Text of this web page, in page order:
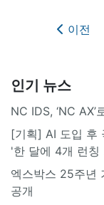
이전
인기 뉴스
NC IDS, ‘NC AX’
[기획] AI 도입 후
'한 달에 4개 런칭
엑스박스 25주년
공개